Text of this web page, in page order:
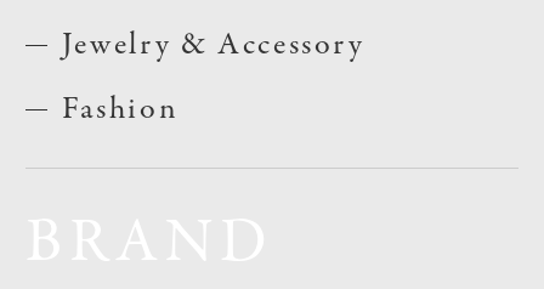
Jewelry & Accessory
Fashion